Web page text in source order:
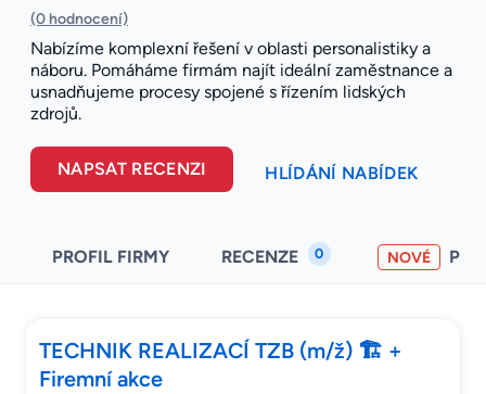
(0 hodnocení)
Nabízíme komplexní řešení v oblasti personalistiky a
náboru. Pomáháme firmám najít ideální zaměstnance a
usnadňujeme procesy spojené s řízením lidských
zdrojů.
NAPSAT RECENZI HLÍDÁNÍ NABÍDEK
PROFIL FIRMY RECENZE 0 NOVÉ
TECHNIK REALIZACÍ TZB (m/ž) 🏗️ +
Firemní akce